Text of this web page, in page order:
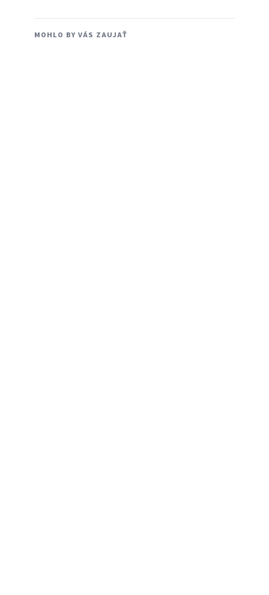
MOHLO BY VÁS ZAUJAŤ